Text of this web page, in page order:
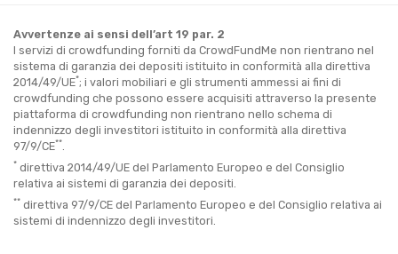
Avvertenze ai sensi dell’art 19 par. 2
I servizi di crowdfunding forniti da CrowdFundMe non rientrano nel
sistema di garanzia dei depositi istituito in conformità alla direttiva
2014/49/UE*; i valori mobiliari e gli strumenti ammessi ai fini di
crowdfunding che possono essere acquisiti attraverso la presente
piattaforma di crowdfunding non rientrano nello schema di
indennizzo degli investitori istituito in conformità alla direttiva
97/9/CE**
* direttiva 2014/49/UE del Parlamento Europeo e del Consiglio
relativa ai sistemi di garanzia dei depositi.
** direttiva 97/9/CE del Parlamento Europeo e del Consiglio relativa ai
sistemi di indennizzo degli investitori.